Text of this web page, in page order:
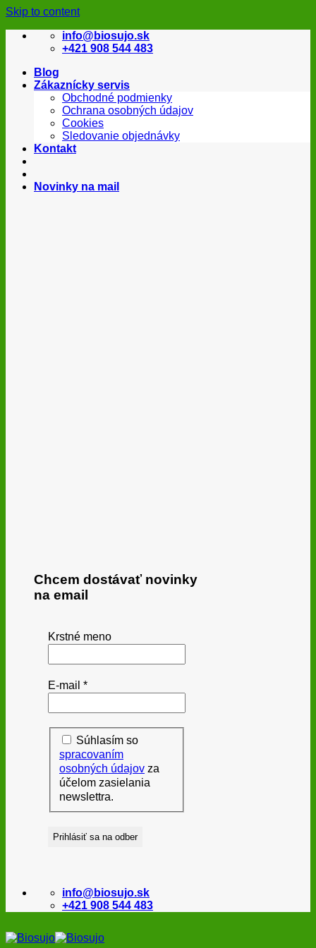
Skip to content
info@biosujo.sk
+421 908 544 483
Blog
Zákaznícky servis
Obchodné podmienky
Ochrana osobných údajov
Cookies
Sledovanie objednávky
Kontakt
Novinky na mail
Chcem dostávať novinky
na email
Krstné meno
E-mail *
Súhlasím so
spracovaním
osobných údajov za
účelom zasielania
newslettra.
info@biosujo.sk
+421 908 544 483